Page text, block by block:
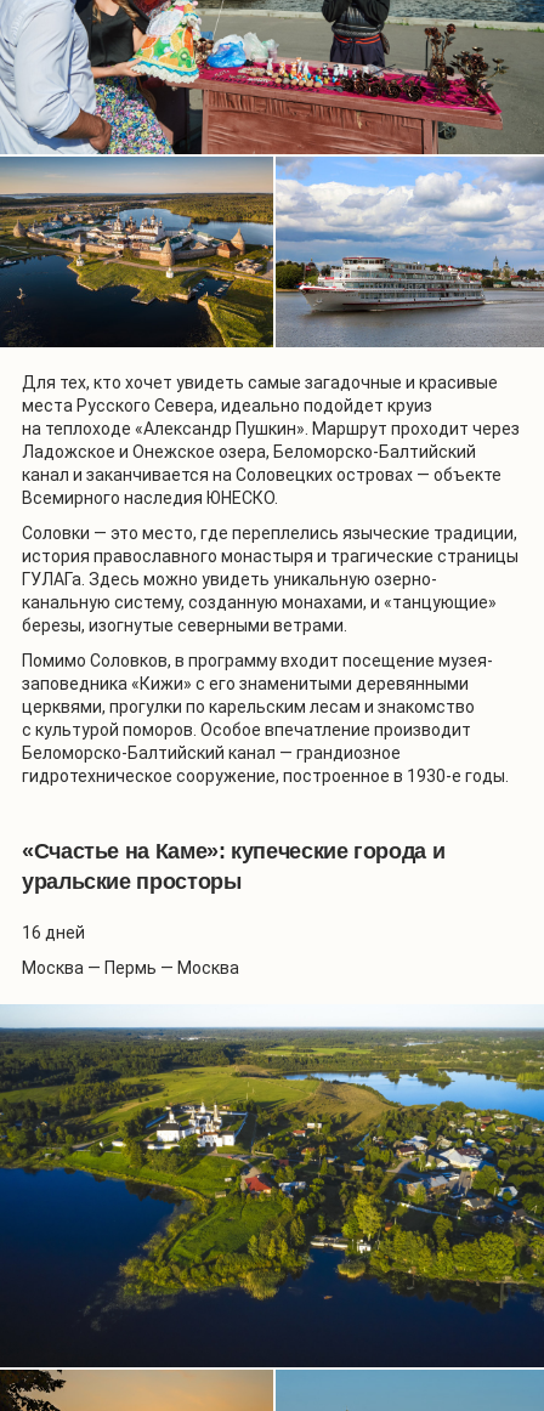
Для тех, кто хочет увидеть самые загадочные и красивые
места Русского Севера, идеально подойдет круиз
на теплоходе «Александр Пушкин». Маршрут проходит через
Ладожское и Онежское озера, Беломорско-Балтийский
канал и заканчивается на Соловецких островах — объекте
Всемирного наследия ЮНЕСКО.
Соловки — это место, где переплелись языческие традиции,
история православного монастыря и трагические страницы
ГУЛАГа. Здесь можно увидеть уникальную озерно-
канальную систему, созданную монахами, и «танцующие»
березы, изогнутые северными ветрами.
Помимо Соловков, в программу входит посещение музея-
заповедника «Кижи» с его знаменитыми деревянными
церквями, прогулки по карельским лесам и знакомство
с культурой поморов. Особое впечатление производит
Беломорско-Балтийский канал — грандиозное
гидротехническое сооружение, построенное в 1930-е годы.
«Счастье на Каме»: купеческие города и
уральские просторы
16 дней
Москва — Пермь — Москва